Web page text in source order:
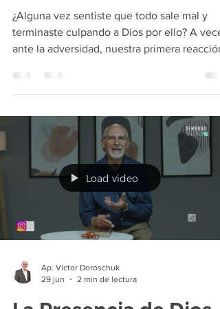
¿Alguna vez sentiste que todo sale mal y
terminaste culpando a Dios por ello? A
ante la adversidad, nuestra primera reacción
nuestra sabiduría. En este artículo,
exploramos una historia real de frustración y
cómo cambiar nuestra perspectiva puede
ayudarnos a enfrentar los desafíos con
prudencia y paz interior. ¡Descubrí cómo
sanar tu relación con lo divino!
Load video
Ap. Víctor Doroschuk
29 jun
2 min de lectura